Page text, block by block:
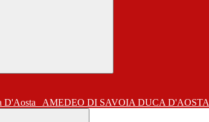
AMEDEO DI SAVOIA DUCA D'AOSTA